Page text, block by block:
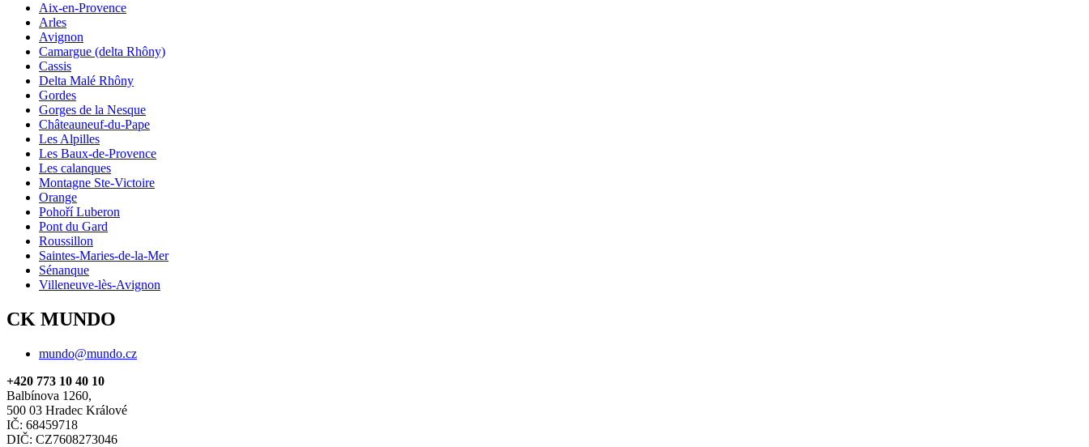
Aix-en-Provence
Arles
Avignon
Camargue (delta Rhôny)
Cassis
Delta Malé Rhôny
Gordes
Gorges de la Nesque
Châteauneuf-du-Pape
Les Alpilles
Les Baux-de-Provence
Les calanques
Montagne Ste-Victoire
Orange
Pohoří Luberon
Pont du Gard
Roussillon
Saintes-Maries-de-la-Mer
Sénanque
Villeneuve-lès-Avignon
CK MUNDO
mundo@mundo.cz
+420 773 10 40 10
Balbínova 1260,
500 03 Hradec Králové
IČ: 68459718
DIČ: CZ7608273046